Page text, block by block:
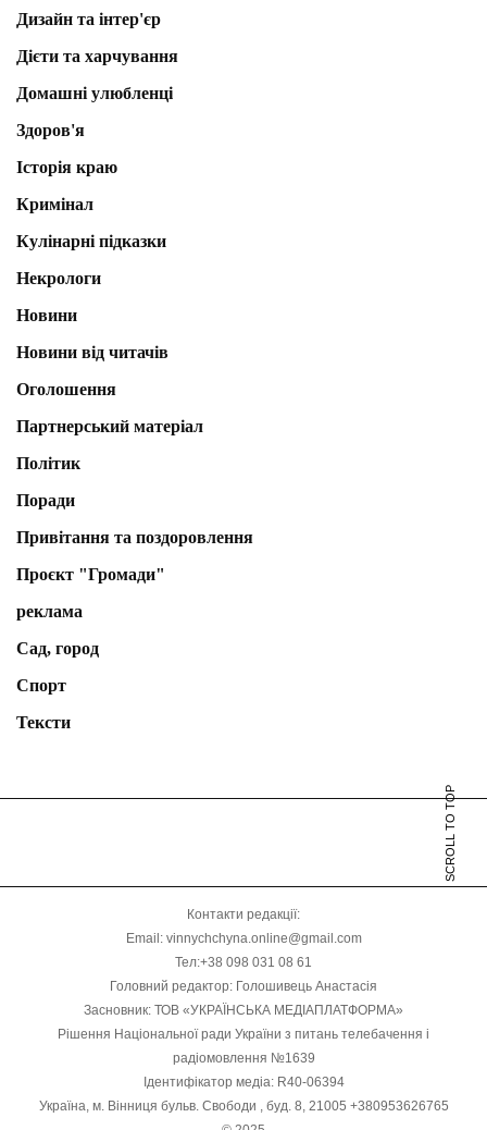
Дизайн та інтер'єр
Дієти та харчування
Домашні улюбленці
Здоров'я
Історія краю
Кримінал
Кулінарні підказки
Некрологи
Новини
Новини від читачів
Оголошення
Партнерський матеріал
Політик
Поради
Привітання та поздоровлення
Проєкт "Громади"
реклама
Сад, город
Спорт
Тексти
SCROLL TO TOP
Контакти редакції:
Email: vinnychchyna.online@gmail.com
Тел:+38 098 031 08 61
Головний редактор: Голошивець Анастасія
Засновник: ТОВ «УКРАЇНСЬКА МЕДІАПЛАТФОРМА»
Рішення Національної ради України з питань телебачення і
радіомовлення №1639
Ідентифікатор медіа: R40-06394
Україна, м. Вінниця бульв. Свободи , буд. 8, 21005 +380953626765